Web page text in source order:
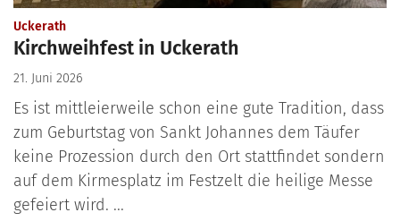
Uckerath:
Kirchweihfest in Uckerath
21. Juni 2026
Es ist mittleierweile schon eine gute Tradition, dass
zum Geburtstag von Sankt Johannes dem Täufer
keine Prozession durch den Ort stattfindet sondern
auf dem Kirmesplatz im Festzelt die heilige Messe
gefeiert wird. ...